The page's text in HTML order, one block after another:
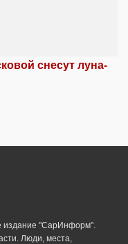
снесут луна-
издание "СарИнформ".
Люди, места,